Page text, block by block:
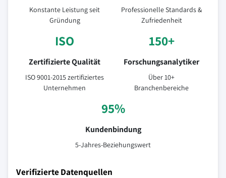
Konstante Leistung seit
Gründung
Professionelle Standards &
Zufriedenheit
ISO
Zertifizierte Qualität
ISO 9001-2015 zertifiziertes
Unternehmen
150+
Forschungsanalytiker
Über 10+
Branchenbereiche
95%
Kundenbindung
5-Jahres-Beziehungswert
Verifizierte Datenquellen